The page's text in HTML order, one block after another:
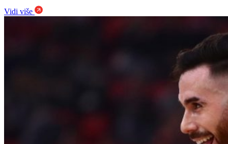
Vidi više